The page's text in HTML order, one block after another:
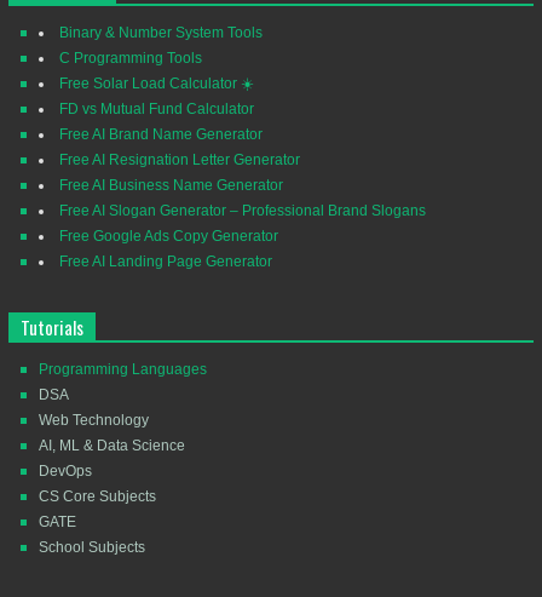
Binary & Number System Tools
C Programming Tools
Free Solar Load Calculator ☀️
FD vs Mutual Fund Calculator
Free AI Brand Name Generator
Free AI Resignation Letter Generator
Free AI Business Name Generator
Free AI Slogan Generator – Professional Brand Slogans
Free Google Ads Copy Generator
Free AI Landing Page Generator
Tutorials
Programming Languages
DSA
Web Technology
AI, ML & Data Science
DevOps
CS Core Subjects
GATE
School Subjects